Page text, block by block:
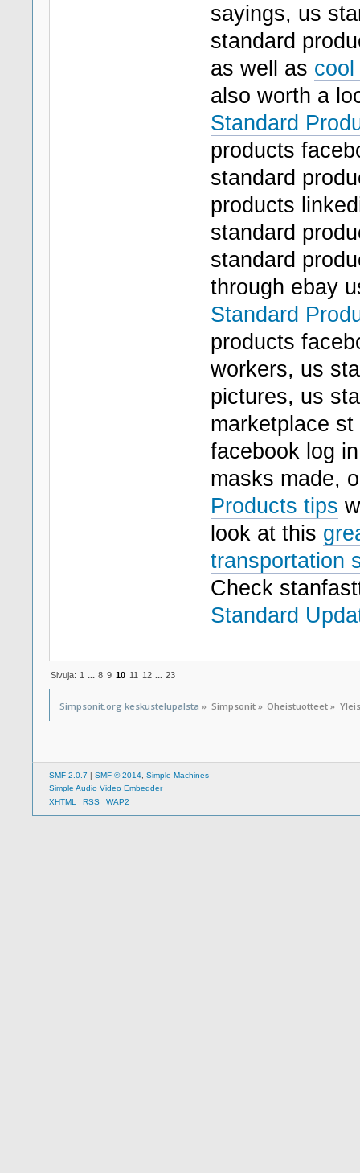
sayings, us
standard
as well as
also worth a
Standard
products
standard
products
standard
standard
through ebay
Standard
products
workers, us
pictures, us
marketplace
facebook log
masks made,
Products tips
look at this
transportation
Check
Standard
Sivuja: 1 ... 8 9 10 11 12 ... 23
Simpsonit.org keskustelupalsta » Simpsonit» Oheistuotteet »
SMF 2.0.7 | SMF © 2014 Simple Machines
Simple Audio Video Embedder
XHTML
RSS WAP2